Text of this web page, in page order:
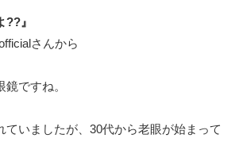
』
さんから
ですね。
ていましたが、30代から老眼が始まって